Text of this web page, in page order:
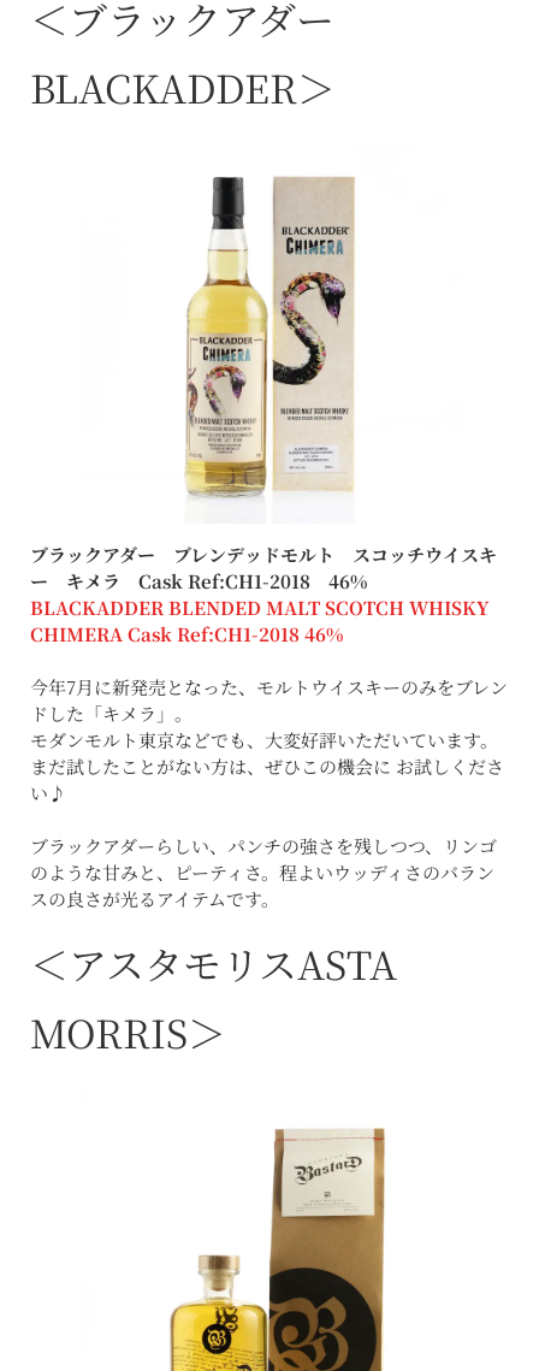
＜ブラックアダー
BLACKADDER＞
ブラックアダー ブレンデッドモルト スコッチウイスキ
ー キメラ Cask Ref:CH1-2018 46%
BLACKADDER BLENDED MALT SCOTCH WHISKY
CHIMERA Cask Ref:CH1-2018 46%
今年7月に新発売となった、モルトウイスキーのみをブレン
ドした「キメラ」。
モダンモルト東京などでも、大変好評いただいています。
まだ試したことがない方は、ぜひこの機会に お試しくださ
い♪
ブラックアダーらしい、パンチの強さを残しつつ、リンゴ
のような甘みと、ピーティさ。程よいウッディさのバラン
スの良さが光るアイテムです。
＜アスタモリスASTA
MORRIS＞